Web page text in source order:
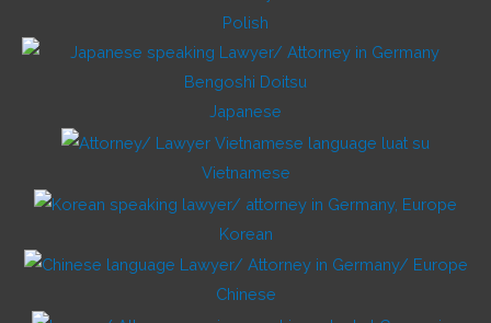
Polish
Japanese
Vietnamese
Korean
Chinese